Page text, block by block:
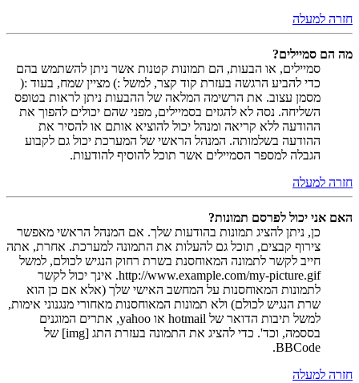
חזרה למעלה
מה הם סמיילים?
סמיילים, או הבעות, הם תמונות קטנות אשר ניתן להשתמש בהם
כדי להביע הרגשה בעזרת קוד קצר, למשל :) מציין שמח, בעוד :(
מסמן עצוב. את הרשימה המלאה של ההבעות ניתן לראות בטופס
השליחה. נסה לא להגזים בסמיילים, מפני שהם יכולים להפוך את
ההודעה ללא קריאה ומנהל יכול להוציא אותם או להסיר את
ההודעה בשלמותה. המנהל הראשי של המערכת יכול גם לקבוע
הגבלה למספר הסמיילים אשר תוכל להוסיף להודעות.
חזרה למעלה
האם אני יכול לפרסם תמונות?
כן, ניתן להציג תמונות בהודעות שלך. אם המנהל הראשי מאפשר
צירוף קבצים, תוכל גם להעלות את התמונה למערכת. אחרת, אתה
חייב לקשר לתמונה המאוחסנת בשרת רחוק הנגיש לכולם, למשל
http://www.example.com/my-picture.gif. אינך יכול לקשר
לתמונות המאוחסנות על המחשב האישי שלך (אלא אם כן הוא
שרת הנגיש לכולם) ולא תמונות המאוחסנות מאחורי מנגנוני אימות,
למשל תיבות הדואר של hotmail או yahoo, אתרים המוגנים
בססמה, וכד'. כדי להציג את התמונה בעזרת התג [img] של
BBCode.
חזרה למעלה